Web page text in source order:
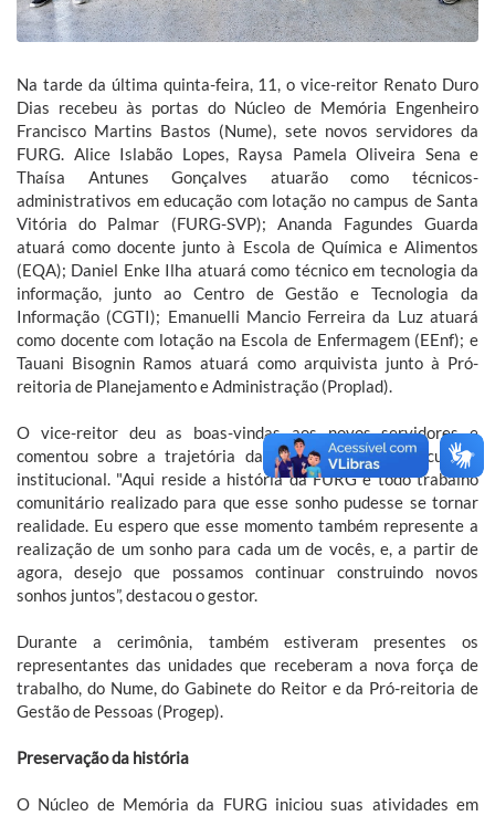
Na tarde da última quinta-feira, 11, o vice-reitor Renato Duro
Dias recebeu às portas do Núcleo de Memória Engenheiro
Francisco Martins Bastos (Nume), sete novos servidores da
FURG. Alice Islabão Lopes, Raysa Pamela Oliveira Sena e
Thaísa Antunes Gonçalves atuarão como técnicos-
administrativos em educação com lotação no campus de Santa
Vitória do Palmar (FURG-SVP); Ananda Fagundes Guarda
atuará como docente junto à Escola de Química e Alimentos
(EQA); Daniel Enke Ilha atuará como técnico em tecnologia da
informação, junto ao Centro de Gestão e Tecnologia da
Informação (CGTI); Emanuelli Mancio Ferreira da Luz atuará
como docente com lotação na Escola de Enfermagem (EEnf); e
Tauani Bisognin Ramos atuará como arquivista junto à Pró-
reitoria de Planejamento e Administração (Proplad).
O vice-reitor deu as boas-vindas aos novos servidores e
comentou sobre a trajetória da universidade e sua cultura
institucional. "Aqui reside a história da FURG e todo trabalho
comunitário realizado para que esse sonho pudesse se tornar
realidade. Eu espero que esse momento também represente a
realização de um sonho para cada um de vocês, e, a partir de
agora, desejo que possamos continuar construindo novos
sonhos juntos”, destacou o gestor.
Durante a cerimônia, também estiveram presentes os
representantes das unidades que receberam a nova força de
trabalho, do Nume, do Gabinete do Reitor e da Pró-reitoria de
Gestão de Pessoas (Progep).
Preservação da história
O Núcleo de Memória da FURG iniciou suas atividades em